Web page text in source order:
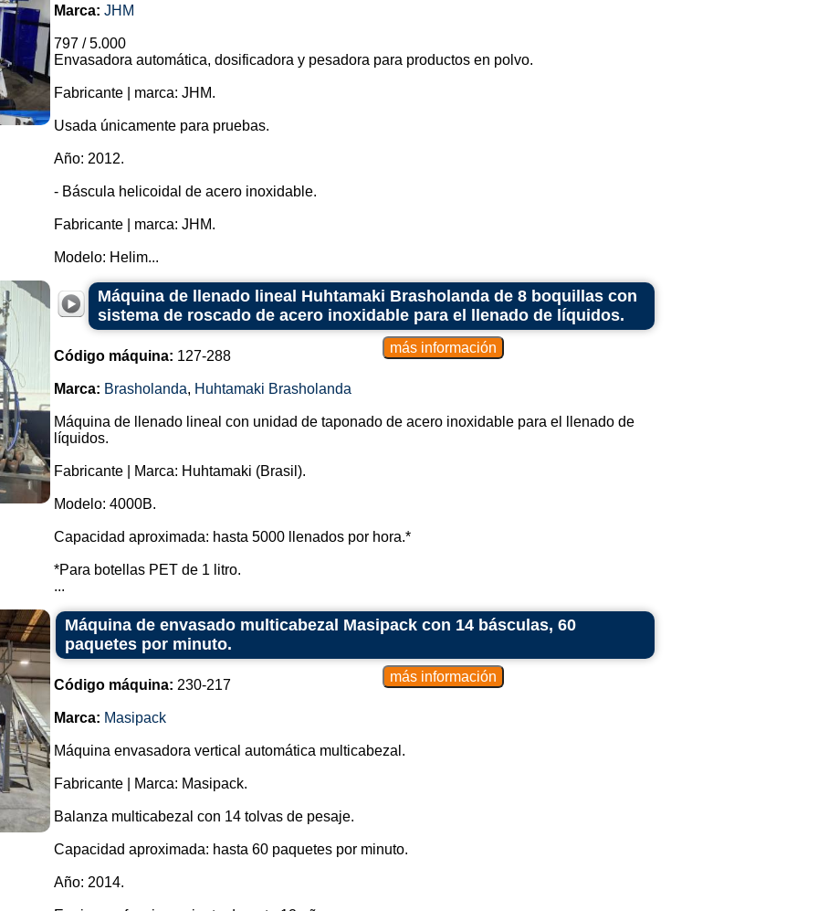
Marca: JHM
797 / 5.000
Envasadora automática, dosificadora y pesadora para productos en polvo.
Fabricante | marca: JHM.
Usada únicamente para pruebas.
Año: 2012.
- Báscula helicoidal de acero inoxidable.
Fabricante | marca: JHM.
Modelo: Helim...
Máquina de llenado lineal Huhtamaki Brasholanda de 8 boquillas con
sistema de roscado de acero inoxidable para el llenado de líquidos.
Código máquina: 127-288
Marca: Brasholanda, Huhtamaki Brasholanda
Máquina de llenado lineal con unidad de taponado de acero inoxidable para el llenado de
líquidos.
Fabricante | Marca: Huhtamaki (Brasil).
Modelo: 4000B.
Capacidad aproximada: hasta 5000 llenados por hora.*
*Para botellas PET de 1 litro.
...
Máquina de envasado multicabezal Masipack con 14 básculas, 60
paquetes por minuto.
Código máquina: 230-217
Marca: Masipack
Máquina envasadora vertical automática multicabezal.
Fabricante | Marca: Masipack.
Balanza multicabezal con 14 tolvas de pesaje.
Capacidad aproximada: hasta 60 paquetes por minuto.
Año: 2014.